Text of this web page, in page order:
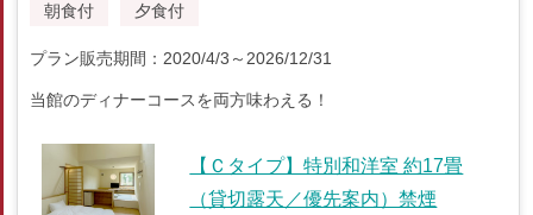
朝食付 夕食付
プラン販売期間：2020/4/3～2026/12/31
当館のディナーコースを両方味わえる！
【Ｃタイプ】特別和洋室 約17畳
（貸切露天／優先案内）禁煙